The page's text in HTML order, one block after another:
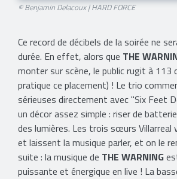
© Benjamin Delacoux | HARD FORCE
Ce record de décibels de la soirée ne
durée. En effet, alors que THE
monter sur scène, le public rugit à 113
pratique ce placement) ! Le trio
sérieuses directement avec "Six Feet
un décor assez simple : riser de
des lumières. Les trois sœurs
et laissent la musique parler, et on le
suite : la musique de THE WARNING
puissante et énergique en live ! La